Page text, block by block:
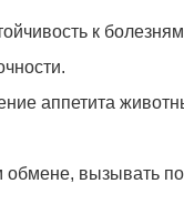
к
аппетита
обмене, вызывать